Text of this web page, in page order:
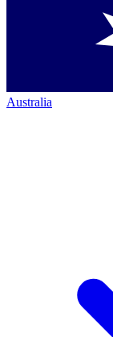
Australia